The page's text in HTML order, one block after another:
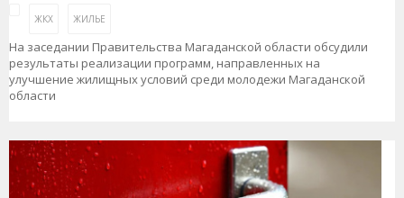
ЖКХ ЖИЛЬЕ
На заседании Правительства Магаданской области обсудили
результаты реализации программ, направленных на
улучшение жилищных условий среди молодежи Магаданской
области